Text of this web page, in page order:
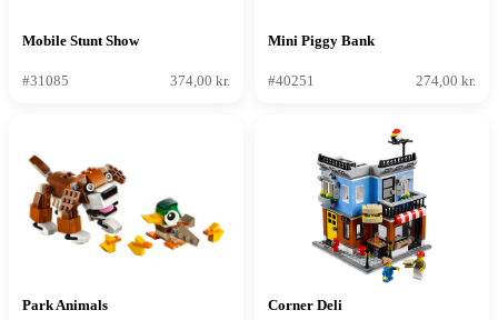
Mobile Stunt Show
#31085 374,00 kr.
Mini Piggy Bank
#40251 274,00 kr.
Park Animals Corner Deli